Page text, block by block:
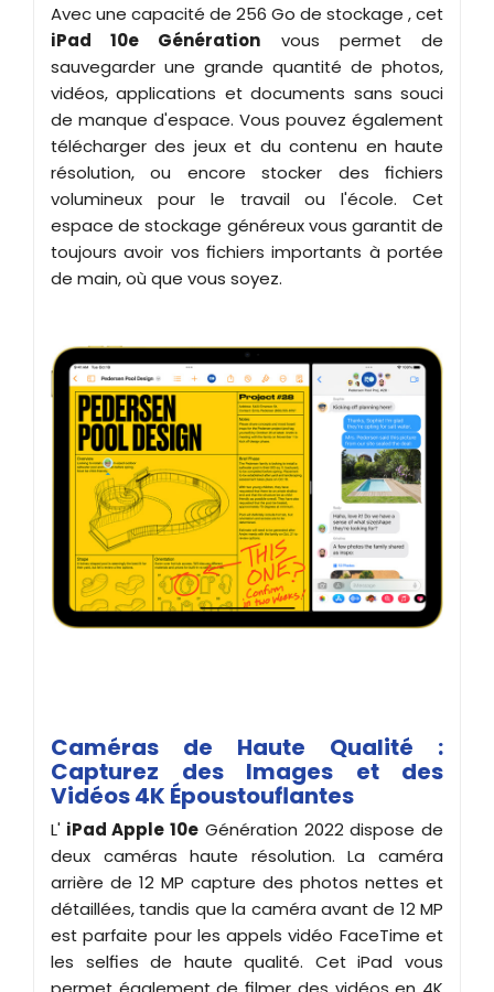
Avec une capacité de 256 Go de stockage , cet
iPad 10e Génération vous permet de
sauvegarder une grande quantité de photos,
vidéos, applications et documents sans souci
de manque d'espace. Vous pouvez également
télécharger des jeux et du contenu en haute
résolution, ou encore stocker des fichiers
volumineux pour le travail ou l'école. Cet
espace de stockage généreux vous garantit de
toujours avoir vos fichiers importants à portée
de main, où que vous soyez.
Caméras de Haute Qualité :
Capturez des Images et des
Vidéos 4K Époustouflantes
L' iPad Apple 10e Génération 2022 dispose de
deux caméras haute résolution. La caméra
arrière de 12 MP capture des photos nettes et
détaillées, tandis que la caméra avant de 12 MP
est parfaite pour les appels vidéo FaceTime et
les selfies de haute qualité. Cet iPad vous